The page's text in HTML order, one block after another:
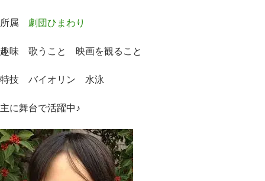
所属 劇団ひまわり
趣味 歌うこと 映画を観ること
特技 バイオリン 水泳
主に舞台で活躍中♪